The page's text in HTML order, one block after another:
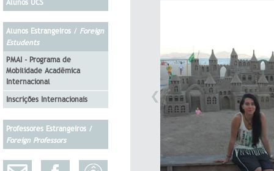
Alunos UCS
Alunos Estrangeiros / Foreign
Estudents
PMAI - Programa de
Mobilidade Acadêmica
Internacional
Inscrições Internacionais
Professores Estrangeiros /
Foreign Professors